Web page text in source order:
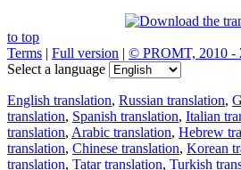
to top
Terms | Full version | © PROMT, 2010 -
Select a language
English translation, Russian translation,
translation, Spanish translation, Italian
translation, Arabic translation, Hebrew
translation, Chinese translation, Korean
translation, Tatar translation, Turkish